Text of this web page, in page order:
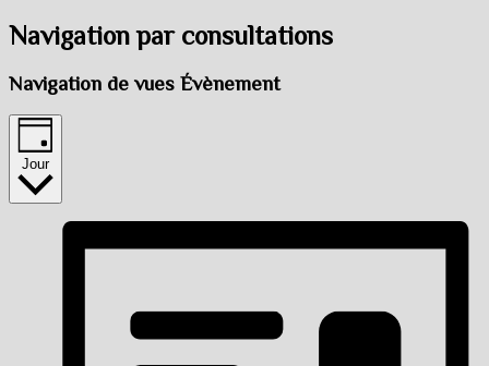
Navigation par consultations
Navigation de vues Évènement
Jour